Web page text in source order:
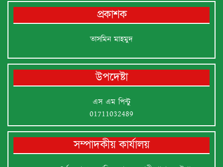
প্রকাশক
তাসমিন মাহমুদ
উপদেষ্টা
এস এম পিন্টু
01711032489
সম্পাদকীয় কার্যালয়